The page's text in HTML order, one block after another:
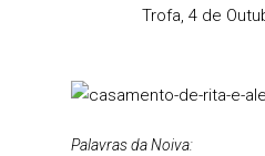
Trofa, 4 de
Palavras da Noiva: